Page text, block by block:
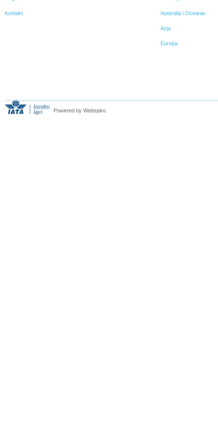
Kontakt Australia i Oceania
Azja
Europa
Powered by Webspiro.